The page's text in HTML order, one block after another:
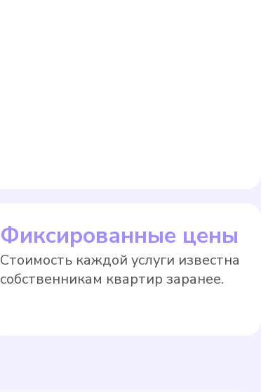
Фиксированные цены
Стоимость каждой услуги известна
собственникам квартир заранее.